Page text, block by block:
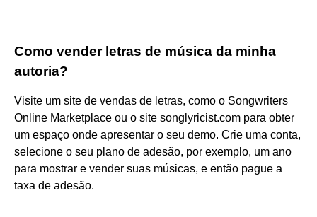
Como vender letras de música da minha
autoria?
Visite um site de vendas de letras, como o Songwriters
Online Marketplace ou o site songlyricist.com para obter
um espaço onde apresentar o seu demo. Crie uma conta,
selecione o seu plano de adesão, por exemplo, um ano
para mostrar e vender suas músicas, e então pague a
taxa de adesão.